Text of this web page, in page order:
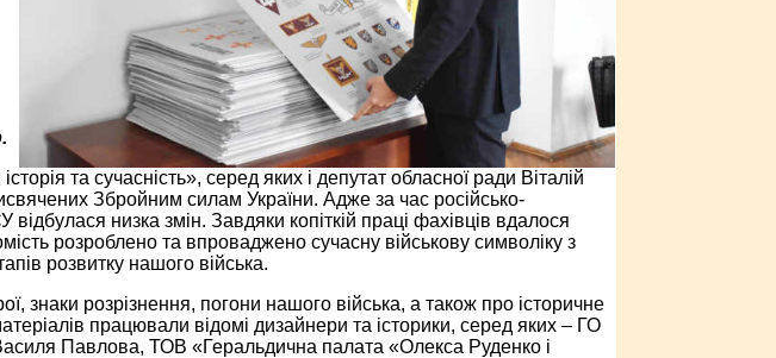
та сучасність», серед яких і депутат обласної ради Віталій
Збройним силам України. Адже за час російсько-
відбулася низка змін. Завдяки копіткій праці фахівців вдалося
розроблено та впроваджено сучасну військову символіку з
розвитку нашого війська.
знаки розрізнення, погони нашого війська, а також про історичне
працювали відомі дизайнери та історики, серед яких – ГО
Василя Павлова, ТОВ «Геральдична палата «Олекса Руденко і